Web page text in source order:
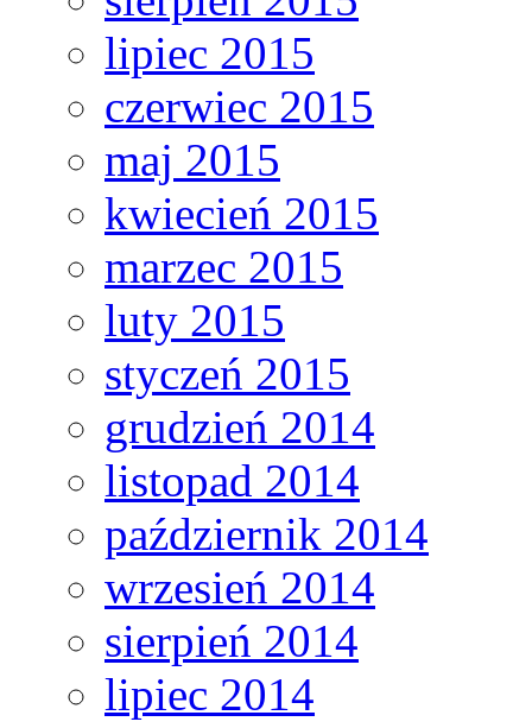
lipiec 2015
czerwiec 2015
maj 2015
kwiecień 2015
marzec 2015
luty 2015
styczeń 2015
grudzień 2014
listopad 2014
październik 2014
wrzesień 2014
sierpień 2014
lipiec 2014